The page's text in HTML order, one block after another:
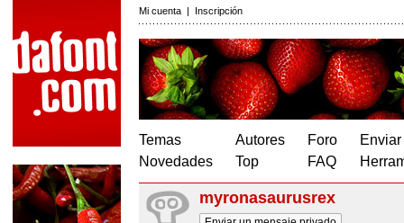
Mi cuenta | Inscripción
Temas
Novedades
Autores
Top
Foro
FAQ
myronasaurusrex